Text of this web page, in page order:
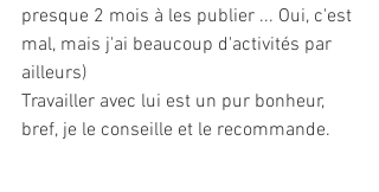
presque 2 mois à les publier ... Oui, c'est
mal, mais j'ai beaucoup d'activités par
ailleurs)
Travailler avec lui est un pur bonheur,
bref, je le conseille et le recommande.